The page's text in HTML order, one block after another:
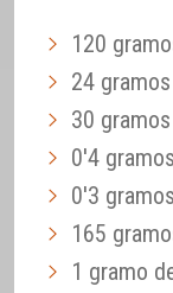
120
24
30
0'4
0'3
165
1 gramo